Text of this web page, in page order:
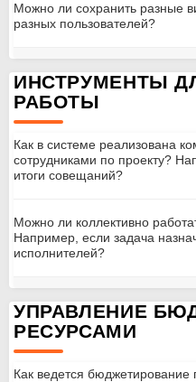
Можно ли сохранить разные
разных пользователей?
ИНСТРУМЕНТЫ
РАБОТЫ
Как в системе реализована
сотрудниками по проекту?
итоги совещаний?
Можно ли коллективно
Например, если задача
исполнителей?
УПРАВЛЕНИЕ
РЕСУРСАМИ
Как ведется бюджетирование